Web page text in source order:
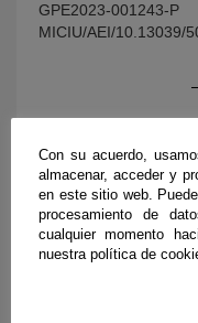
GPE2023-
MICIU/AEI/10.13039/
Con su acuerdo,
almacenar, acceder y
en este sitio web.
procesamiento de
cualquier momento
nuestra política de